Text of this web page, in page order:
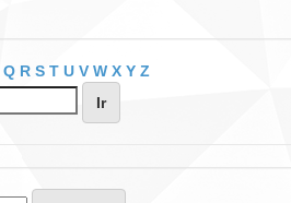
Q R S T U V W X Y Z